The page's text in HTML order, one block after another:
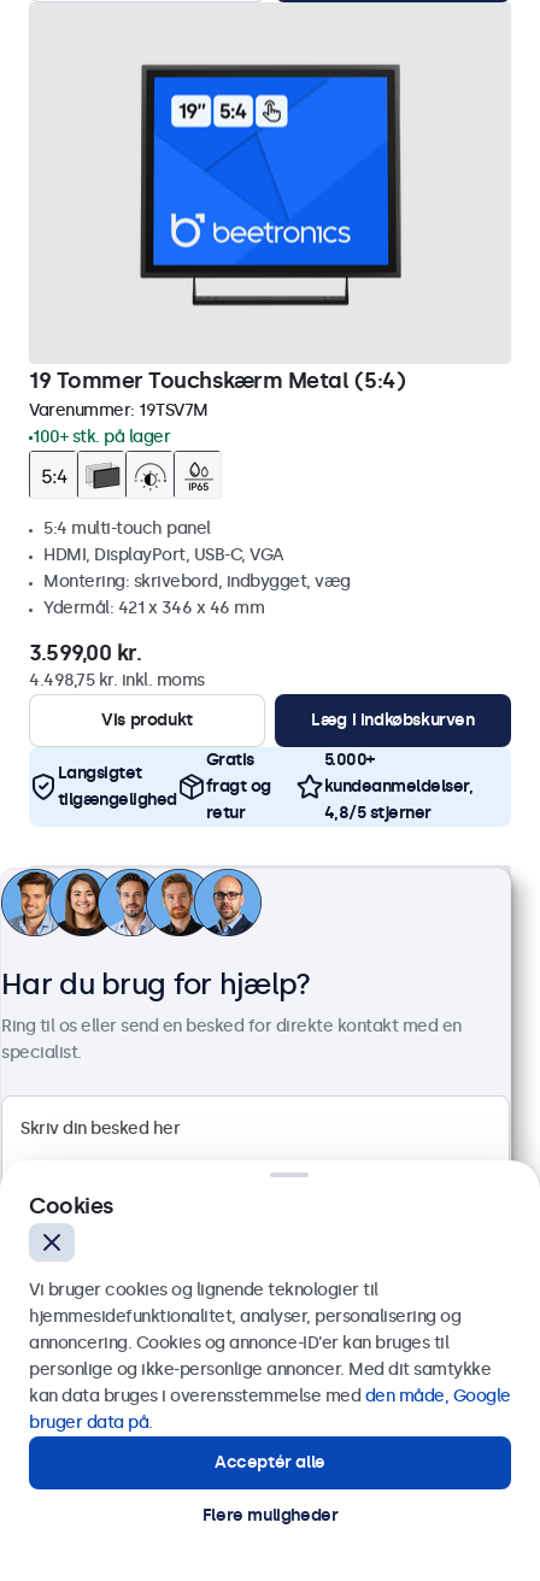
19 Tommer Touchskærm Metal (5:4)
Varenummer: 19TSV7M
100+ stk. på lager
5:4 multi-touch panel
HDMI, DisplayPort, USB-C, VGA
Montering: skrivebord, indbygget, væg
Ydermål: 421 x 346 x 46 mm
3.599,00 kr.
4.498,75 kr. inkl. moms
Vis produkt
Læg i indkøbskurven
Langsigtet
tilgængelighed
Gratis
fragt og
retur
5.000+
kundeanmeldelser,
4,8/5 stjerner
19 Tommer Touchskærm Metal
100+ stk. på lager
Full HD-panel med multi-touch
HDMI, DisplayPort, USB-C, VGA
Ydermål: 481 x 294 x 45 mm
Har du brug for hjælp?
Ring til os eller send en besked for direkte kontakt med en
specialist.
Send
Eller ring til os på
Kontakt vores specialister.
Cookies
Vi bruger cookies og lignende teknologier til
hjemmesidefunktionalitet, analyser, personalisering og
annoncering. Cookies og annonce-ID’er kan bruges til
personlige og ikke-personlige annoncer. Med dit samtykke
kan data bruges i overensstemmelse med den måde, Google
bruger data på.
Acceptér alle
Flere muligheder